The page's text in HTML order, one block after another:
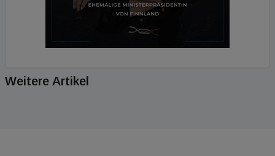
Weitere Artikel